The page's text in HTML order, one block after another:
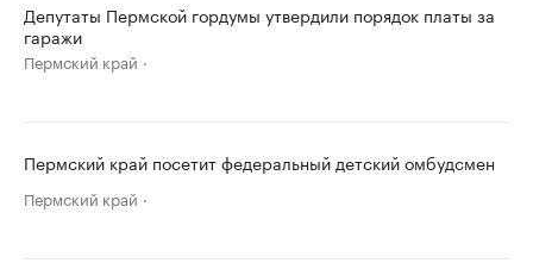
Депутаты Пермской гордумы утвердили порядок платы за
гаражи
Пермский край
Пермский край посетит федеральный детский омбудсмен
Пермский край